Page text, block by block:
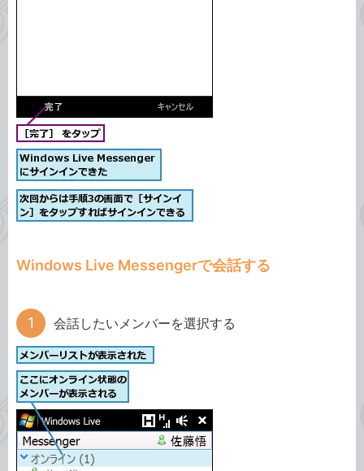
Windows Live Messengerで会話する
会話したいメンバーを選択する